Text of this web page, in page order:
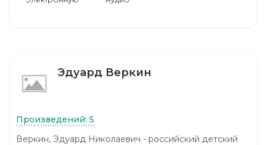
Эдуард Веркин
Произведений: 5
Веркин, Эдуард Николаевич - российский детский